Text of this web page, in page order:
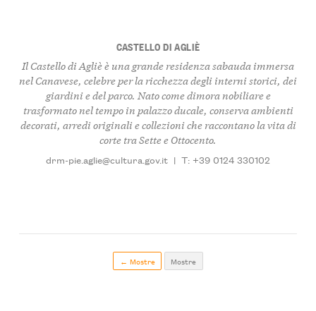
CASTELLO DI AGLIÈ
Il Castello di Agliè è una grande residenza sabauda immersa
nel Canavese, celebre per la ricchezza degli interni storici, dei
giardini e del parco. Nato come dimora nobiliare e
trasformato nel tempo in palazzo ducale, conserva ambienti
decorati, arredi originali e collezioni che raccontano la vita di
corte tra Sette e Ottocento.
drm-pie.aglie@cultura.gov.it | T: +39 0124 330102
← Mostre Mostre